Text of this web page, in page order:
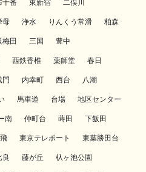
十番 東新宿 二俣川
母 浄水 りんくう常滑 柏森
梅田 三国 豊中
西鉄香椎 薬師堂 春日
門 内幸町 西台 八潮
馬車道 台場 地区センター
南 仲町台 蒔田 下飯田
東京テレポート 東葉勝田台
良 藤が丘 杁ヶ池公園